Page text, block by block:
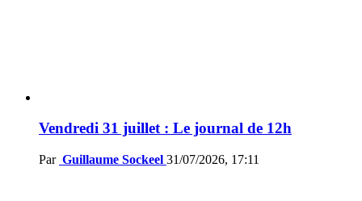
Vendredi 31 juillet : Le journal de 12h
Par Guillaume Sockeel 31/07/2026, 17:11